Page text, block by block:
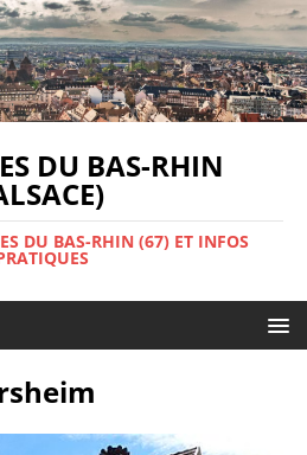
DU BAS-RHIN
DU BAS-RHIN (67) ET INFOS